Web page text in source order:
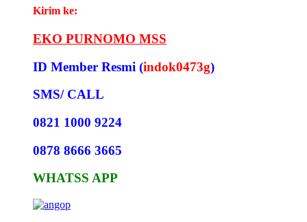
Kirim ke:
EKO PURNOMO MSS
ID Member Resmi (indok0473g)
SMS/ CALL
0821 1000 9224
0878 8666 3665
WHATSS APP